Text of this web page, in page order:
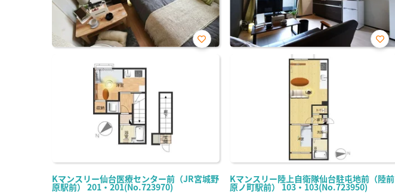
Kマンスリー仙台医療センター前（JR宮城野
原駅前） 201・201(No.723970)
お気
Kマンスリー陸上自衛隊仙台駐屯地前（陸前
原ノ町駅前） 103・103(No.723950)
お気